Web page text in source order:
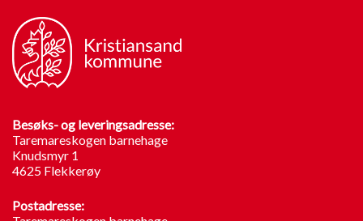
Besøks- og leveringsadresse:
Taremareskogen barnehage
Knudsmyr 1
4625 Flekkerøy
Postadresse: